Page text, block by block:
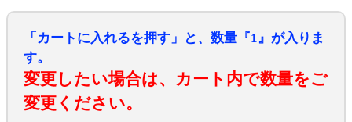
「カートに入れるを押す」と、数量『1』が入りま
す。
変更したい場合は、カート内で数量をご
変更ください。